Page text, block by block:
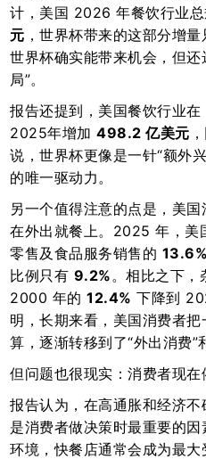
计，美国 2026 年餐饮行业
元 ，世界杯带来的这部分增量
世界杯确实能带来机会，但还
局”。
报告还提到，美国餐饮行业
2025年增加 498.2 亿美元
说，世界杯更像是一针“额外
的唯一驱动力。
另一个值得注意的点是，美
在外出就餐上。2025 年，美
零售及食品服务销售的 13.6%
比例只有 9.2%。相比之下，
2000 年的 12.4% 下降到
明，长期来看，美国消费者把
算，逐渐转移到了“外出消费”
但问题也很现实：消费者现在
报告认为，在高通胀和经济不
是消费者做决策时最重要的
环境，快餐店通常会成为最